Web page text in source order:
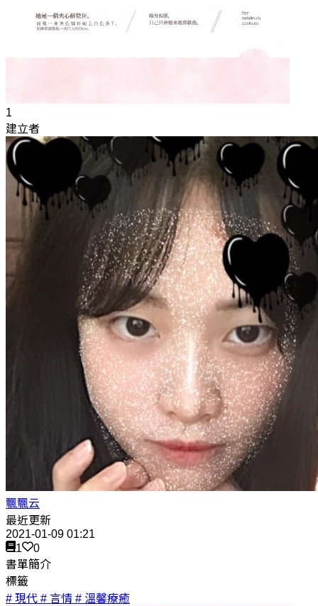
1
建立者
飄飄云
最近更新
2021-01-09 01:21
1
0
書單簡介
標籤
# 現代 # 言情 # 溫馨療癒